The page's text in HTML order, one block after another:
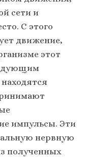
сети и
С этого
движение,
этот
импульсы. Эти
нервную
полученных